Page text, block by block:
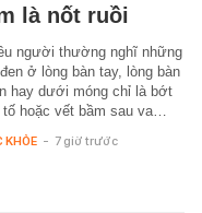
là nốt ruồi
người thường nghĩ những
ở lòng bàn tay, lòng bàn
hay dưới móng chỉ là bớt
hoặc vết bầm sau va…
KHỎE - 7 giờ trước